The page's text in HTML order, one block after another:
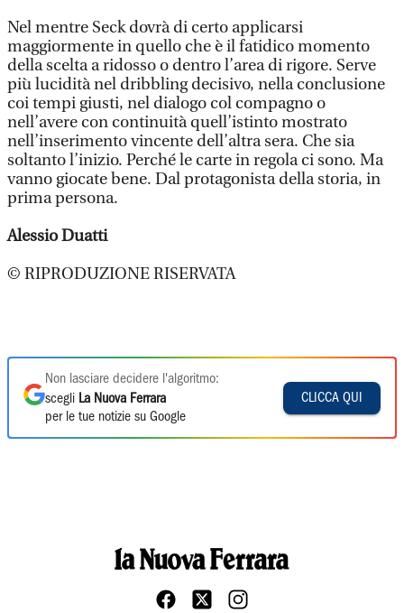
Nel mentre Seck dovrà di certo applicarsi
maggiormente in quello che è il fatidico momento
della scelta a ridosso o dentro l’area di rigore. Serve
più lucidità nel dribbling decisivo, nella conclusione
coi tempi giusti, nel dialogo col compagno o
nell’avere con continuità quell’istinto mostrato
nell’inserimento vincente dell’altra sera. Che sia
soltanto l’inizio. Perché le carte in regola ci sono. Ma
vanno giocate bene. Dal protagonista della storia, in
prima persona.
Alessio Duatti
© RIPRODUZIONE RISERVATA
Non lasciare decidere l'algoritmo:
scegli La Nuova Ferrara
per le tue notizie su Google
CLICCA QUI